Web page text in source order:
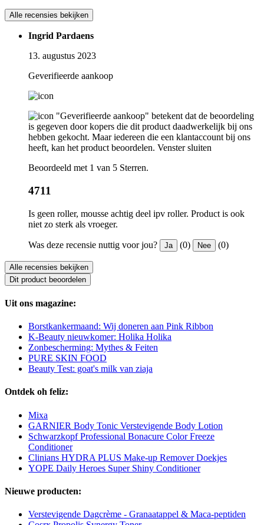
Alle recensies bekijken
Ingrid Pardaens
13. augustus 2023
Geverifieerde aankoop
"Geverifieerde aankoop" betekent dat de beoordeling
is gegeven door kopers die dit product daadwerkelijk bij ons
hebben gekocht. Maar iedereen die een klantaccount bij ons
heeft, kan het product beoordelen. Venster sluiten
Beoordeeld met 1 van 5 Sterren.
4711
Is geen roller, mousse achtig deel ipv roller. Product is ook
niet zo sterk als vroeger.
Was deze recensie nuttig voor jou? Ja (0) Nee (0)
Alle recensies bekijken
Dit product beoordelen
Uit ons magazine:
Borstkankermaand: Wij doneren aan Pink Ribbon
K-Beauty nieuwkomer: Holika Holika
Zonbescherming: Mythes & Feiten
PURE SKIN FOOD
Beauty Test: goat's milk van ziaja
Ontdek oh feliz:
Mixa
GARNIER Body Tonic Verstevigende Body Lotion
Schwarzkopf Professional Bonacure Color Freeze
Conditioner
Clinians HYDRA PLUS Make-up Remover Doekjes
YOPE Daily Heroes Super Shiny Conditioner
Nieuwe producten:
Verstevigende Dagcrème - Granaatappel & Maca-peptiden